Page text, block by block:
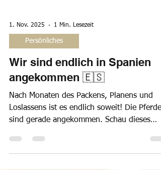
1. Nov. 2025 1 Min. Lesezeit
Persönliches
Wir sind endlich in Spanien
angekommen 🇪🇸
Nach Monaten des Packens, Planens und
sind gerade angekommen. Schau dieses
berührende Video! ✨ No words are needed